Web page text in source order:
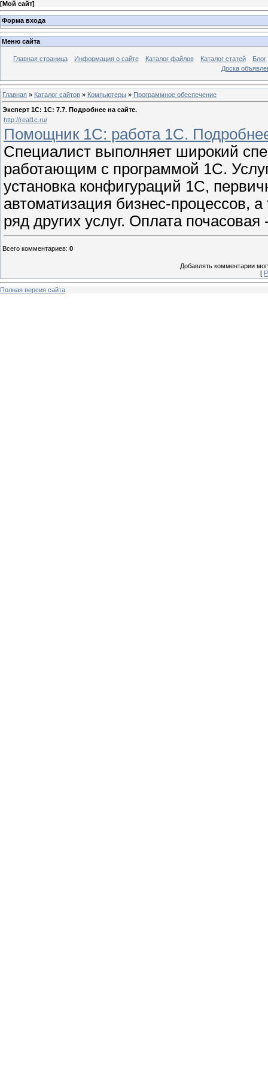
[Мой сайт]
Форма входа
Меню сайта
Главная страница Информация о сайте Каталог файлов Каталог статей
Блог
Доска
Главная » Каталог сайтов » Компьютеры » Программное обеспечение
Эксперт 1С: 1C: 7.7. Подробнее на сайте.
http://real1c.ru/
Помощник 1С: работа 1C.
Специалист выполняет широкий
работающим с программой 1С.
установка конфигураций 1С,
автоматизация бизнес-процессов,
ряд других услуг. Оплата
Всего комментариев: 0
Добавлять комментарии
[
Полная версия сайта